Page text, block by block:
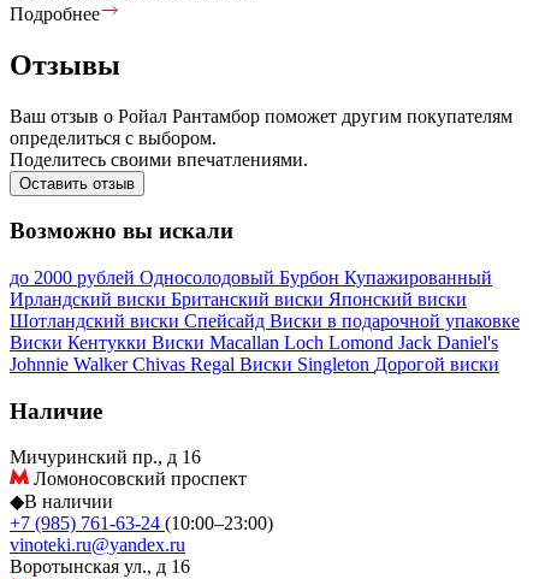
Подробнее
Отзывы
Ваш отзыв о Ройал Рантамбор поможет другим покупателям
определиться с выбором.
Поделитесь своими впечатлениями.
Оставить отзыв
Возможно вы искали
до 2000 рублей Односолодовый Бурбон Купажированный
Ирландский виски Британский виски Японский виски
Шотландский виски Спейсайд Виски в подарочной упаковке
Виски Кентукки Виски Macallan Loch Lomond Jack Daniel's
Johnnie WalkerChivas Regal Виски Singleton Дорогой виски
Наличие
Мичуринский пр., д 16
Ломоносовский проспект
◆В наличии
+7 (985) 761-63-24 (10:00–23:00)
vinoteki.ru@yandex.ru
Воротынская ул., д 16